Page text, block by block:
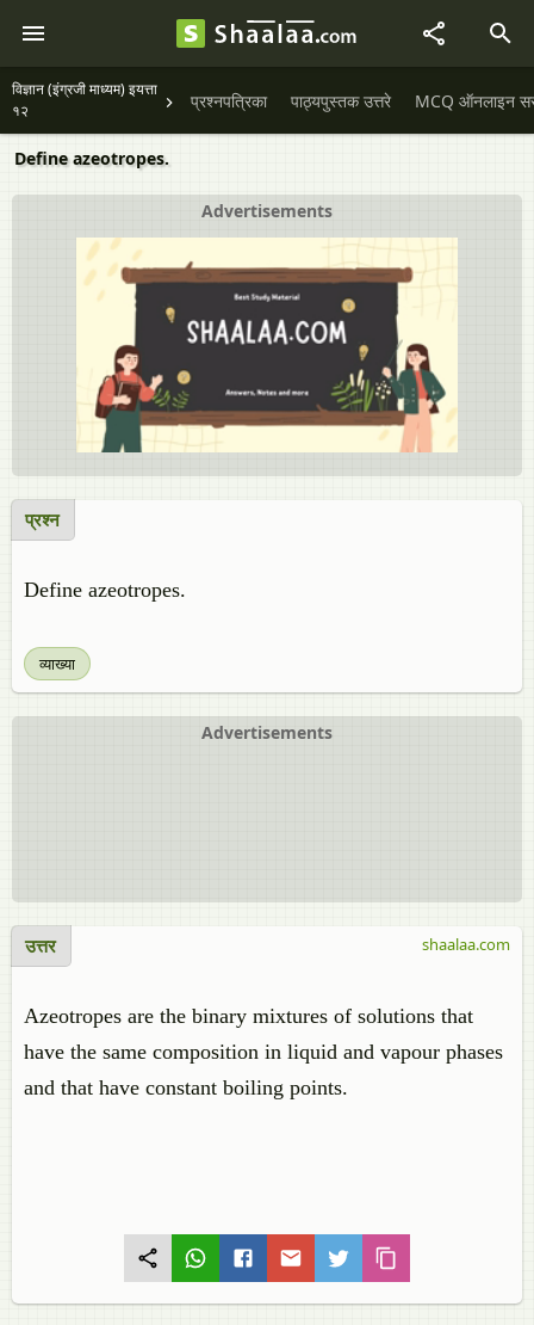
विज्ञान (इंग्रजी माध्यम) इयत्ता
१२
प्रश्नपत्रिका पाठ्यपुस्तक उत्तरे MCQ ऑनलाइन
Define azeotropes.
Advertisements
प्रश्न
Define azeotropes.
व्याख्या
Advertisements
उत्तर
Azeotropes are the binary mixtures of solutions that
have the same composition in liquid and vapour phases
and that have constant boiling points.
shaalaa.com